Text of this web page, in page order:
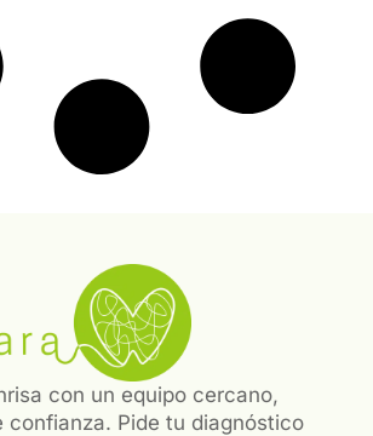
con un equipo cercano,
confianza. Pide tu diagnóstico